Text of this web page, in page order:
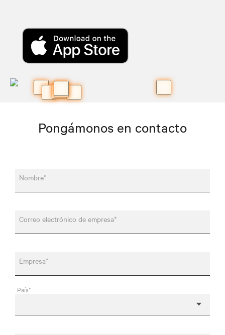
Pongámonos en contacto
Nombre*
Correo electrónico de empresa*
Empresa*
País*